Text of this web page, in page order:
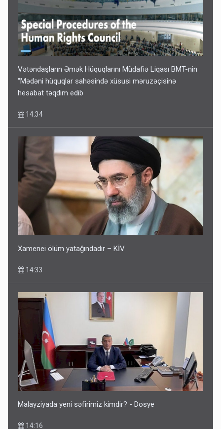
Vətəndaşların Əmək Hüquqlarını Müdafiə Liqası BMT-nin
“Mədəni hüquqlar sahəsində xüsusi məruzəçisinə
hesabat təqdim edib
14:34
Xamenei ölüm yatağındadır – KİV
14:33
Malayziyada yeni səfirimiz kimdir? - Dosye
14:16